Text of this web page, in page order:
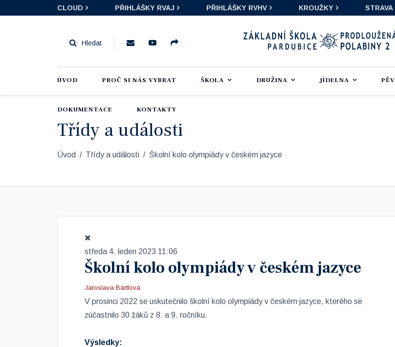
CLOUD PŘIHLÁŠKY RVAJ PŘIHLÁŠKY RVHV KROUŽKY STRAVA
ÚVOD PROČ SI NÁS VYBRAT ŠKOLA DRUŽINA JÍDELNA
DOKUMENTACE KONTAKTY
Třídy a události
Úvod Třídy a události Školní kolo olympiády v českém jazyce
středa 4. leden 2023 11:06
Školní kolo olympiády v českém jazyce
Jaroslava Bártlová
V prosinci 2022 se uskutečnilo školní kolo olympiády v českém jazyce, kterého se
zúčastnilo 30 žáků z 8. a 9. ročníku.
Výsledky: